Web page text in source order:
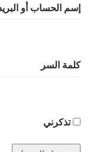
إسم الحساب أو
كلمة السر
تذكرني